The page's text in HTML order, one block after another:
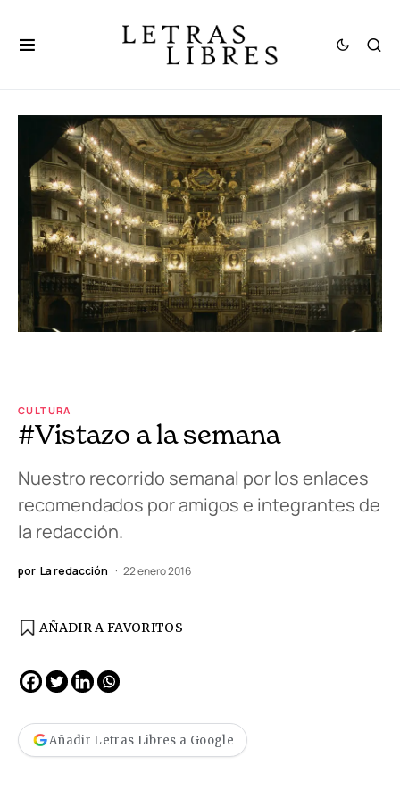
CULTURA
#Vistazo a la semana
Nuestro recorrido semanal por los enlaces
recomendados por amigos e integrantes de
la redacción.
por La redacción 22 enero 2016
AÑADIR A FAVORITOS
Añadir Letras Libres a Google